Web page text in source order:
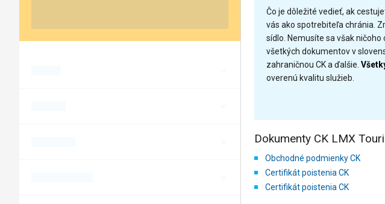
Čo je dôležité vedieť, ak
vás ako spotrebiteľa chránia.
sídlo. Nemusíte sa však
všetkých dokumentov v
zahraničnou CK a ďalšie.
overenú kvalitu služieb.
Dokumenty CK LMX
Obchodné podmienky CK
Certifikát poistenia CK
Certifikát poistenia CK